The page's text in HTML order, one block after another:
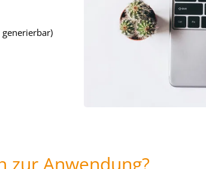
generierbar)
zur Anwendung?